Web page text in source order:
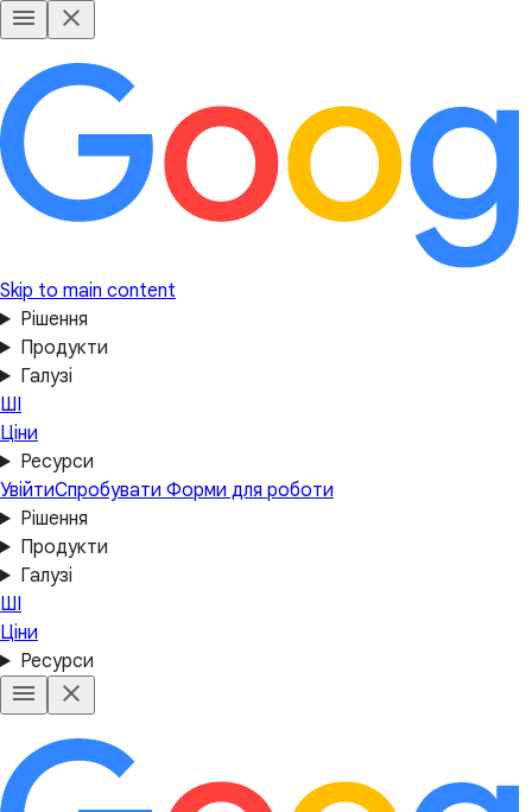
Skip to main content
Рішення
Продукти
Галузі
ШІ
Ціни
Ресурси
УвійтиСпробувати Форми для роботи
Рішення
Продукти
Галузі
ШІ
Ціни
Ресурси